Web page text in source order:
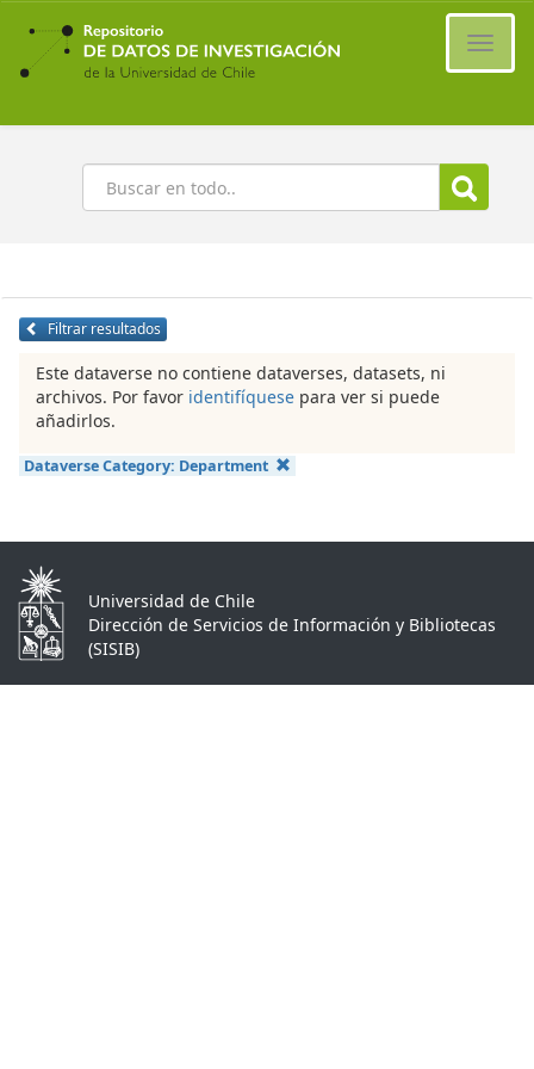
Ir
contenido
principal
Buscar
Filtrar resultados
Este dataverse no contiene dataverses, datasets, ni
archivos. Por favor identifíquese para ver si puede
añadirlos.
Dataverse Category: Department
Universidad de Chile
Dirección de Servicios de Información y Bibliotecas
(SISIB)